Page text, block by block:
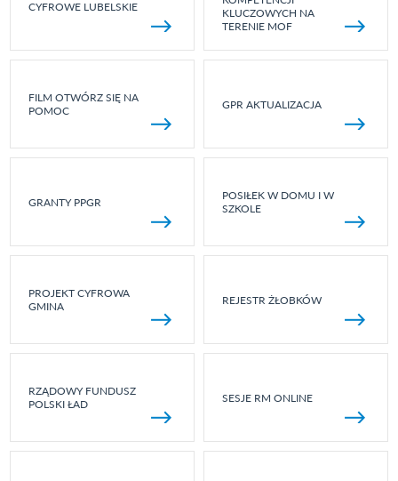
CYFROWE LUBELSKIE
KLUCZOWYCH NA
TERENIE MOF
FILM OTWÓRZ SIĘ NA
POMOC
GPR AKTUALIZACJA
GRANTY PPGR
POSIŁEK W DOMU I W
SZKOLE
PROJEKT CYFROWA
GMINA
REJESTR ŻŁOBKÓW
RZĄDOWY FUNDUSZ
POLSKI ŁAD
SESJE RM ONLINE